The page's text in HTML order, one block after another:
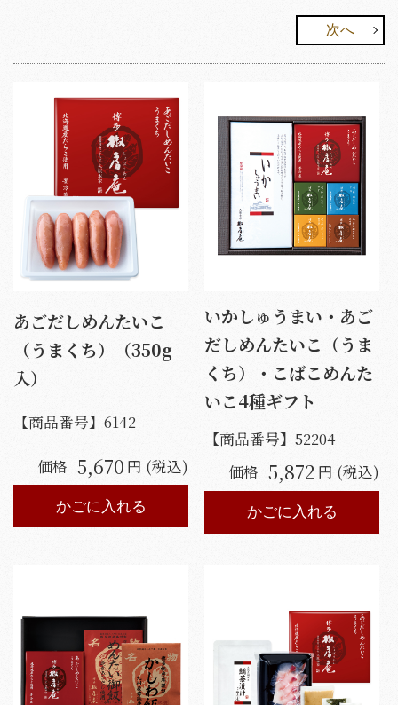
次へ
あごだしめんたいこ
（うまくち）（350g
入）
【商品番号】 6142
価格 5,670 円 (税込)
かごに入れる
いかしゅうまい・あご
だしめんたいこ（うま
くち）・こばこめんた
いこ4種ギフト
【商品番号】52204
価格 5,872 円 (税込)
かごに入れる